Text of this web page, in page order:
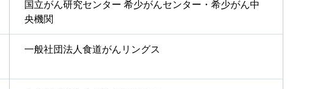
国立がん研究センター 希少がんセンター・希少がん中
央機関
一般社団法人食道がんリングス